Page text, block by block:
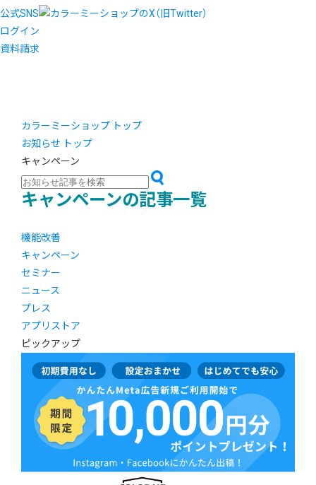
公式SNS
ログイン
資料請求
カラーミーショップ トップ
お知らせ トップ
キャンペーン
キャンペーンの記事一覧
機能改善
キャンペーン
セミナー
ニュース
プレス
アプリストア
ピックアップ